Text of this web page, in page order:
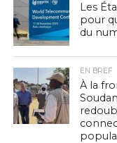
Les
pour
du
EN BREF
À la